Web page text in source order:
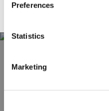
'Allow selection.'
To learn more about our
You can withdraw or
For additional information,
Preferences
Statistics
Marketing